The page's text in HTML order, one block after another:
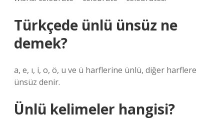
Türkçede ünlü ünsüz ne
demek?
a, e, ı, i, o, ö, u ve ü harflerine ünlü, diğer harflere
ünsüz denir.
Ünlü kelimeler hangisi?